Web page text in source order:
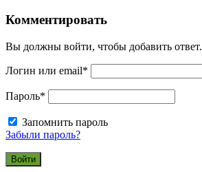
Комментировать
Вы должны войти, чтобы добавить ответ.
Логин или email*
Пароль*
Запомнить пароль
Забыли пароль?